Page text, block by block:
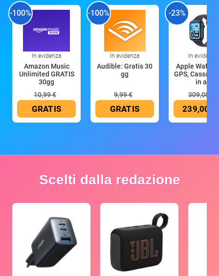
-100%
In evidenza
Amazon Music
Unlimited GRATIS
30gg
10,99 €
GRATIS
-100%
In evidenza
Audible: Gratis 30
gg
9,99 €
GRATIS
-23%
In evidenza
Apple Watch
GPS, Cassa
in all
309,00 €
239,00 €
Scelti dalla redazione